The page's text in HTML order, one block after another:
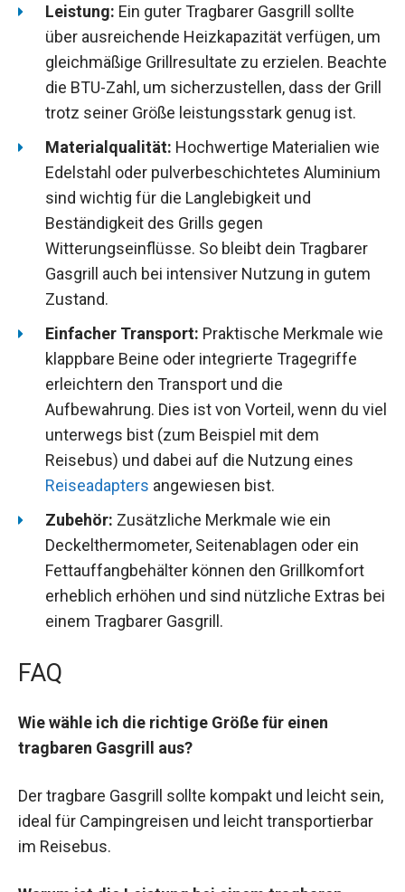
Leistung: Ein guter Tragbarer Gasgrill sollte
über ausreichende Heizkapazität verfügen, um
gleichmäßige Grillresultate zu erzielen. Beachte
die BTU-Zahl, um sicherzustellen, dass der Grill
trotz seiner Größe leistungsstark genug ist.
Materialqualität: Hochwertige Materialien wie
Edelstahl oder pulverbeschichtetes Aluminium
sind wichtig für die Langlebigkeit und
Beständigkeit des Grills gegen
Witterungseinflüsse. So bleibt dein Tragbarer
Gasgrill auch bei intensiver Nutzung in gutem
Zustand.
Einfacher Transport: Praktische Merkmale wie
klappbare Beine oder integrierte Tragegriffe
erleichtern den Transport und die
Aufbewahrung. Dies ist von Vorteil, wenn du viel
unterwegs bist (zum Beispiel mit dem
Reisebus) und dabei auf die Nutzung eines
Reiseadapters angewiesen bist.
Zubehör: Zusätzliche Merkmale wie ein
Deckelthermometer, Seitenablagen oder ein
Fettauffangbehälter können den Grillkomfort
erheblich erhöhen und sind nützliche Extras bei
einem Tragbarer Gasgrill.
FAQ
Wie wähle ich die richtige Größe für einen
tragbaren Gasgrill aus?
Der tragbare Gasgrill sollte kompakt und leicht sein,
ideal für Campingreisen und leicht transportierbar
im Reisebus.